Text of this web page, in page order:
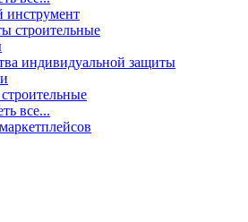
инструмент
строительные
индивидуальной защиты
все...